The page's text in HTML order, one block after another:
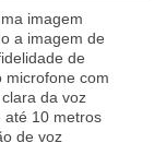
imagem
a imagem de
de
microfone com
da voz
até 10 metros
de voz